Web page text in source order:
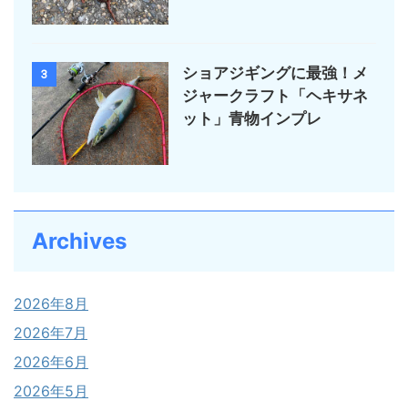
3
ショアジギングに最強！メ
ジャークラフト「ヘキサネ
ット」青物インプレ
Archives
2026年8月
2026年7月
2026年6月
2026年5月